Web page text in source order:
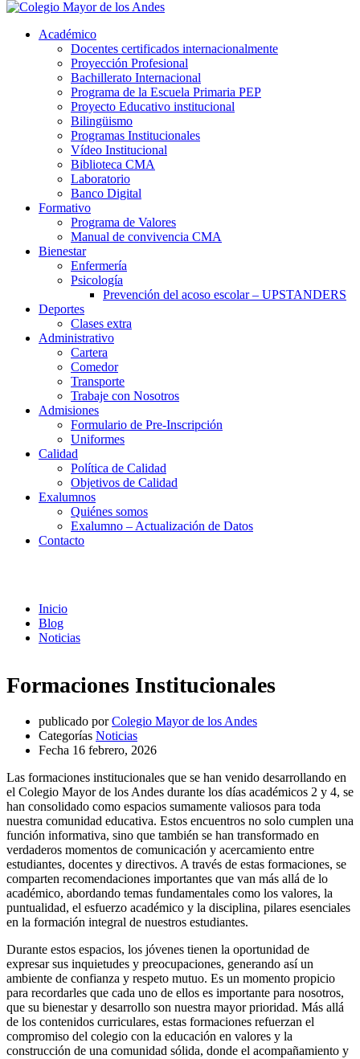
Académico
Docentes certificados internacionalmente
Proyección Profesional
Bachillerato Internacional
Programa de la Escuela Primaria PEP
Proyecto Educativo institucional
Bilingüismo
Programas Institucionales
Vídeo Institucional
Biblioteca CMA
Laboratorio
Banco Digital
Formativo
Programa de Valores
Manual de convivencia CMA
Bienestar
Enfermería
Psicología
Prevención del acoso escolar – UPSTANDERS
Deportes
Clases extra
Administrativo
Cartera
Comedor
Transporte
Trabaje con Nosotros
Admisiones
Formulario de Pre-Inscripción
Uniformes
Calidad
Política de Calidad
Objetivos de Calidad
Exalumnos
Quiénes somos
Exalumno – Actualización de Datos
Contacto
Inicio
Blog
Noticias
Formaciones Institucionales
publicado por Colegio Mayor de los Andes
Categorías Noticias
Fecha 16 febrero, 2026
Las formaciones institucionales que se han venido desarrollando en
el Colegio Mayor de los Andes durante los días académicos 2 y 4, se
han consolidado como espacios sumamente valiosos para toda
nuestra comunidad educativa. Estos encuentros no solo cumplen una
función informativa, sino que también se han transformado en
verdaderos momentos de comunicación y acercamiento entre
estudiantes, docentes y directivos. A través de estas formaciones, se
comparten recomendaciones importantes que van más allá de lo
académico, abordando temas fundamentales como los valores, la
puntualidad, el esfuerzo académico y la disciplina, pilares esenciales
en la formación integral de nuestros estudiantes.
Durante estos espacios, los jóvenes tienen la oportunidad de
expresar sus inquietudes y preocupaciones, generando así un
ambiente de confianza y respeto mutuo. Es un momento propicio
para recordarles que cada uno de ellos es importante para nosotros,
que su bienestar y desarrollo son nuestra mayor prioridad. Más allá
de los contenidos curriculares, estas formaciones refuerzan el
compromiso del colegio con la educación en valores y la
construcción de una comunidad sólida, donde el acompañamiento y